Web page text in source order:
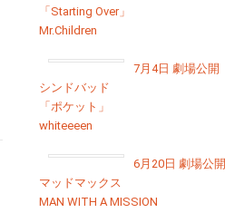
「Starting Over」
Mr.Children
7月4日 劇場公開
シンドバッド
「ポケット」
whiteeeen
6月20日 劇場公開
マッドマックス
MAN WITH A MISSION